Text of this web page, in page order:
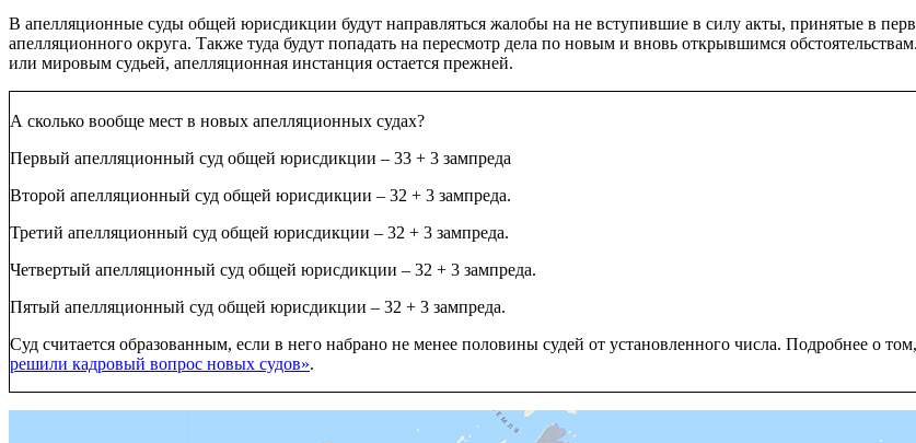
В апелляционные суды общей юрисдикции будут направляться жалобы на не вступившие в силу акты, принятые в
апелляционного округа. Также туда будут попадать на пересмотр дела по новым и вновь открывшимся
или мировым судьей, апелляционная инстанция остается прежней.
А сколько вообще мест в новых апелляционных судах?
Первый апелляционный суд общей юрисдикции – 33 + 3 зампреда
Второй апелляционный суд общей юрисдикции – 32 + 3 зампреда.
Третий апелляционный суд общей юрисдикции – 32 + 3 зампреда.
Четвертый апелляционный суд общей юрисдикции – 32 + 3 зампреда.
Пятый апелляционный суд общей юрисдикции – 32 + 3 зампреда.
Суд считается образованным, если в него набрано не менее половины судей от установленного числа. Подробнее о
решили кадровый вопрос новых судов».